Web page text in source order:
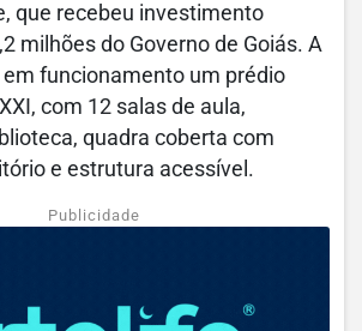
que recebeu investimento
milhões do Governo de Goiás. A
funcionamento um prédio
com 12 salas de aula,
quadra coberta com
e estrutura acessível.
Publicidade